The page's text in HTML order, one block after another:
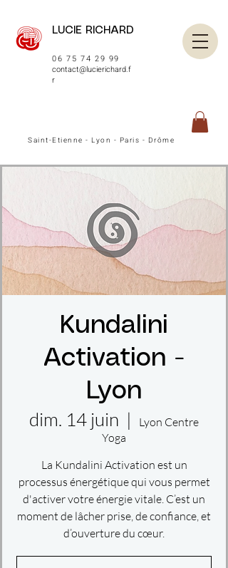
LUCIE RICHARD
06 75 74 29 99
contact@lucierichard.f
r
Saint-Etienne - Lyon - Paris - Drôme
Kundalini
Activation -
Lyon
dim. 14 juin
  |
Lyon Centre
Yoga
La Kundalini Activation est un
processus énergétique qui vous permet
d'activer votre énergie vitale. C’est un
moment de lâcher prise, de confiance, et
d’ouverture du cœur.